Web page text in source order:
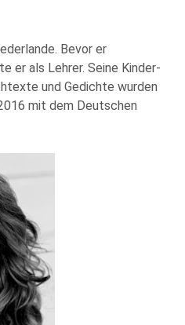
Bevor er
er als Lehrer. Seine Kinder-
und Gedichte wurden
mit dem Deutschen